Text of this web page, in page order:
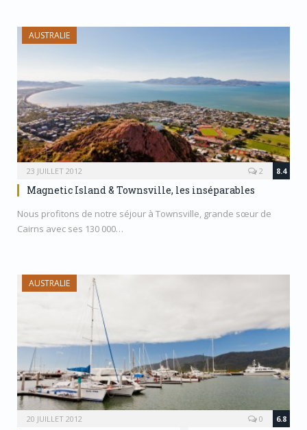
AUSTRALIE
23 JUILLET 2012 8.4
2
Magnetic Island & Townsville, les inséparables
Nous profitons de notre séjour à Townsville, grande sœur de
Cairns avec ses 130 000…
AUSTRALIE
20 JUILLET 2012 6.8
0